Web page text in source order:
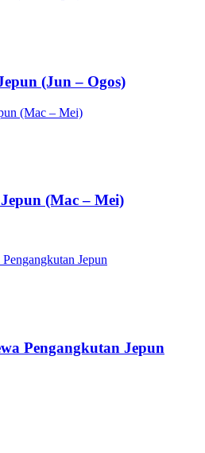
(Jun – Ogos)
(Mac – Mei)
Pengangkutan Jepun